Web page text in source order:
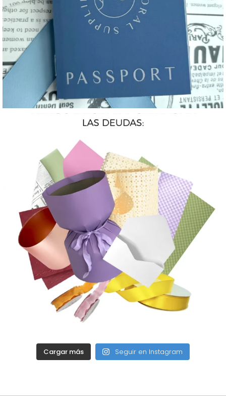
Cargar más Seguir en Instagram